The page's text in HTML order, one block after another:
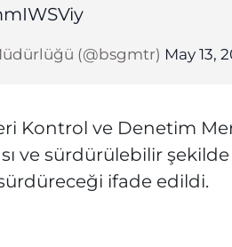
(@bsgmtr) May 13,
Kontrol ve Denetim
ve sürdürülebilir
ifade edildi.